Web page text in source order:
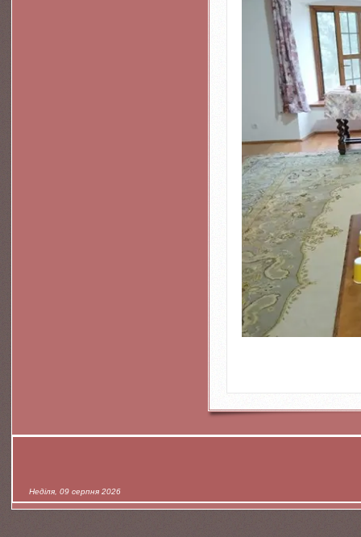
Неділя, 09 серпня 2026